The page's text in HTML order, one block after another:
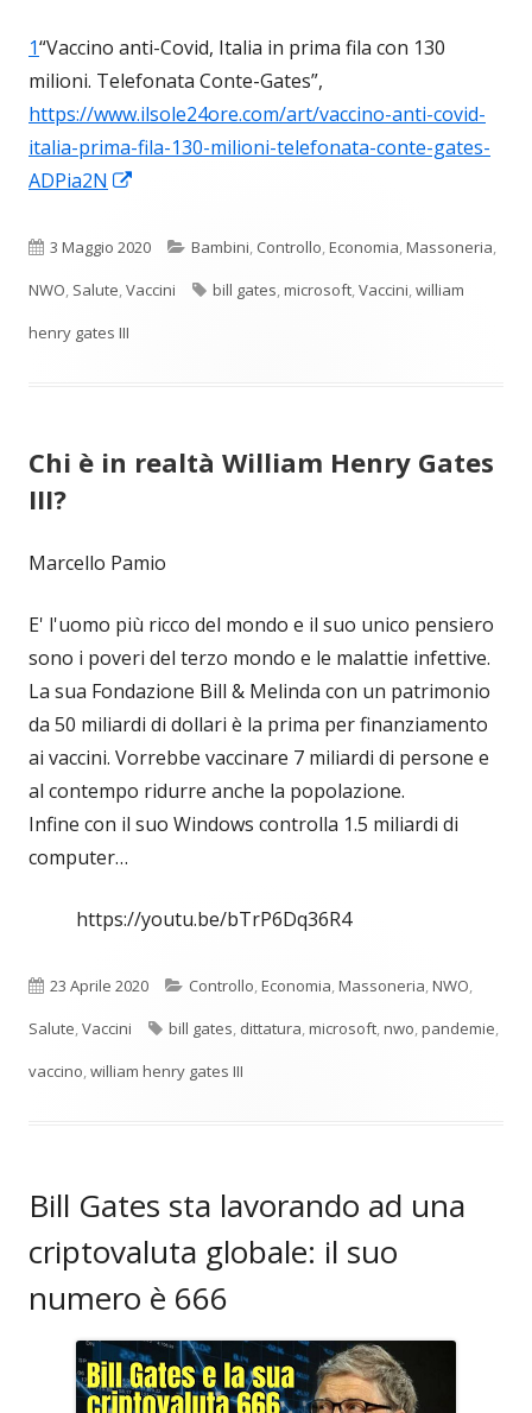
1“Vaccino anti-Covid, Italia in prima fila con 130
milioni. Telefonata Conte-Gates”,
https://www.ilsole24ore.com/art/vaccino-anti-covid-
italia-prima-fila-130-milioni-telefonata-conte-gates-
ADPia2N
una
nuova
Pubblicato
3 Maggio 2020 Categorie
Bambini, Controllo,Economia,Massoneria,
NWO, Salute,Vaccini Tag
bill gates,microsoft,Vaccini,william
henry gates III
Chi è in realtà William Henry Gates
III?
Marcello Pamio
E' l'uomo più ricco del mondo e il suo unico pensiero
sono i poveri del terzo mondo e le malattie infettive.
La sua Fondazione Bill & Melinda con un patrimonio
da 50 miliardi di dollari è la prima per finanziamento
ai vaccini. Vorrebbe vaccinare 7 miliardi di persone e
al contempo ridurre anche la popolazione.
Infine con il suo Windows controlla 1.5 miliardi di
computer…
https://youtu.be/bTrP6Dq36R4
Pubblicato
23 Aprile 2020 Categorie
Controllo,Economia,Massoneria,NWO,
Salute,Vaccini Tag
bill gates, dittatura,microsoft,nwo,pandemie,
vaccino,william henry gates III
Bill Gates sta lavorando ad una
criptovaluta globale: il suo
numero è 666